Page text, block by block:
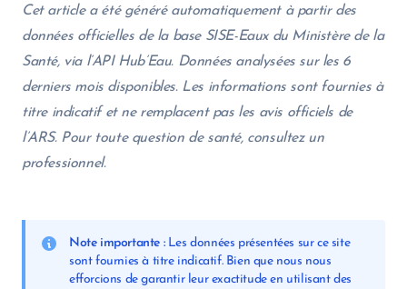
Cet article a été généré automatiquement à partir des
données officielles de la base SISE-Eaux du Ministère de la
Santé, via l’API Hub’Eau. Données analysées sur les 6
derniers mois disponibles. Les informations sont fournies à
titre indicatif et ne remplacent pas les avis officiels de
l’ARS. Pour toute question de santé, consultez un
professionnel.
Note importante :Les données présentées sur ce site
sont fournies à titre indicatif. Bien que nous nous
efforcions de garantir leur exactitude en utilisant des